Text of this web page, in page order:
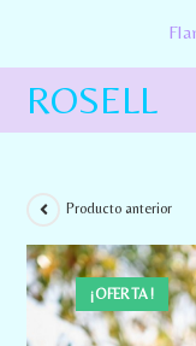
ROSELL
¡OFERTA!
Producto anterior